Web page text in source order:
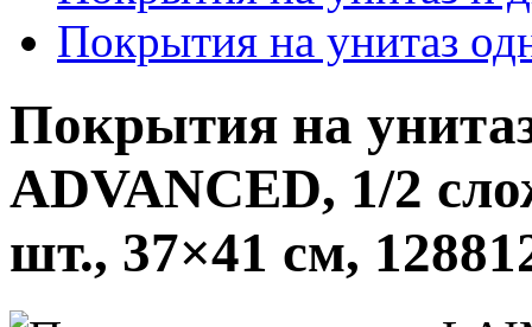
Покрытия на унитаз
Покрытия на
ADVANCED, 1/2
шт., 37×41 см,